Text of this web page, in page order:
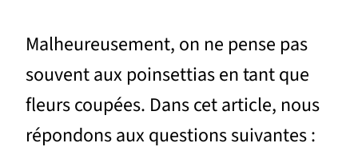
Malheureusement, on ne pense pas
souvent aux poinsettias en tant que
fleurs coupées. Dans cet article, nous
répondons aux questions suivantes :